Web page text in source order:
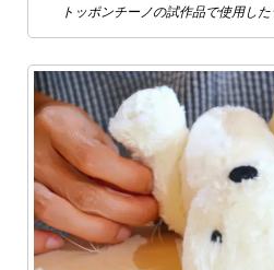
トッポンチーノの試作品で使用した